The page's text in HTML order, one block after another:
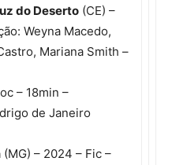
do Deserto (CE) –
Weyna Macedo,
Mariana Smith –
– 18min –
de Janeiro
(MG) – 2024 – Fic –